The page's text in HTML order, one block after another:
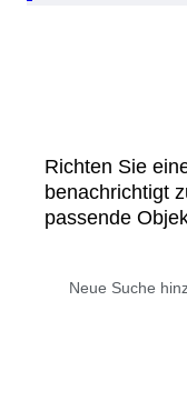
Richten Sie
benachrichtigt
passende